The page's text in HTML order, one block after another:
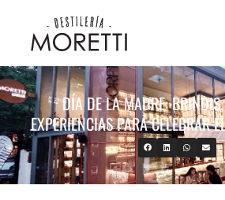
DÍA DE LA MADRE:
EXPERIENCIAS PARA CELEBRAR